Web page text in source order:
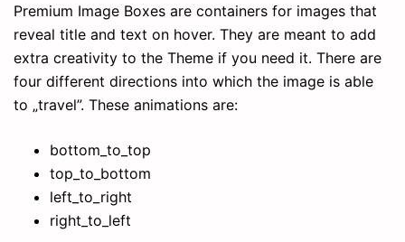
Premium Image Boxes are containers for images that
reveal title and text on hover. They are meant to add
extra creativity to the Theme if you need it. There are
four different directions into which the image is able
to „travel”. These animations are:
bottom_to_top
top_to_bottom
left_to_right
right_to_left